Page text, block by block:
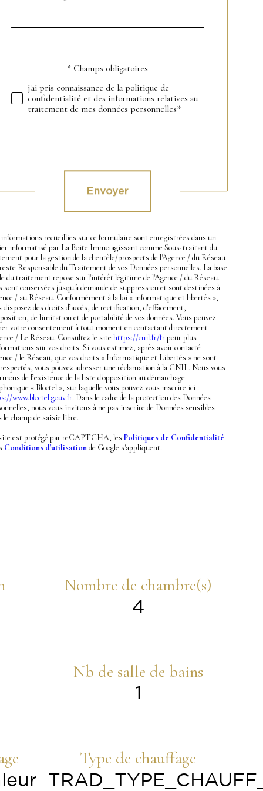
défaut
Validation* Champs obligatoires
j'ai pris connaissance de la politique de
confidentialité et des informations relatives au
traitement de mes données personnelles*
Envoyer
recueillies sur ce formulaire sont enregistrées dans un
informatisé par La Boite Immo agissant comme Sous-traitant du
pour la gestion de la clientèle/prospects de l'Agence / du Réseau
Responsable du Traitement de vos Données personnelles. La base
du traitement repose sur l'intérêt légitime de l'Agence / du Réseau.
sont conservées jusqu'à demande de suppression et sont destinées à
/ au Réseau. Conformément à la loi « informatique et libertés »,
disposez des droits d’accès, de rectification, d’effacement,
de limitation et de portabilité de vos données. Vous pouvez
votre consentement à tout moment en contactant directement
/ Le Réseau. Consultez le site https://cnil.fr/frpour plus
sur vos droits. Si vous estimez, après avoir contacté
/ le Réseau, que vos droits « Informatique et Libertés » ne sont
vous pouvez adresser une réclamation à la CNIL. Nous vous
de l’existence de la liste d'opposition au démarchage
« Bloctel », sur laquelle vous pouvez vous inscrire ici :
www.bloctel.gouv.fr. Dans le cadre de la protection des Données
nous vous invitons à ne pas inscrire de Données sensibles
le champ de saisie libre.
est protégé par reCAPTCHA, les Politiques de Confidentialité
Conditions d'utilisationde Google s'appliquent.
Nombre de chambre(s)
4
Nb de salle de bains
1
Type de chauffage